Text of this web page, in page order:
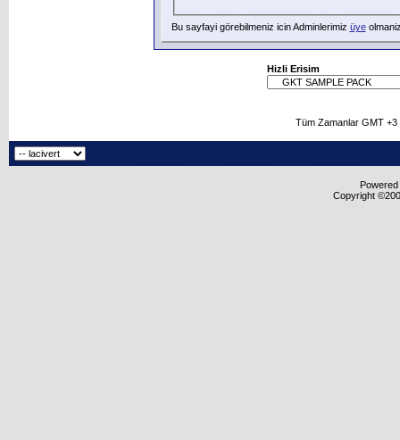
Bu sayfayi görebilmeniz icin Adminlerimiz üye
Hizli Erisim
Tüm Zamanlar GMT
Copyright